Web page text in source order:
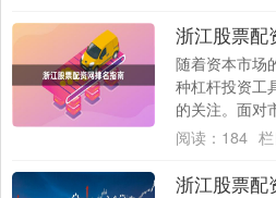
浙江股票配
随着资本市场
种杠杆投资工
的关注。面对
筛选出合规、
阅读： 184 栏
浙江股票配